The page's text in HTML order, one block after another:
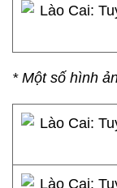
* Một số hình